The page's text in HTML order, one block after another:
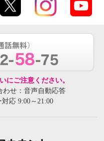
にご注意ください。
わせ：音声自動応答
応 9:00～21:00